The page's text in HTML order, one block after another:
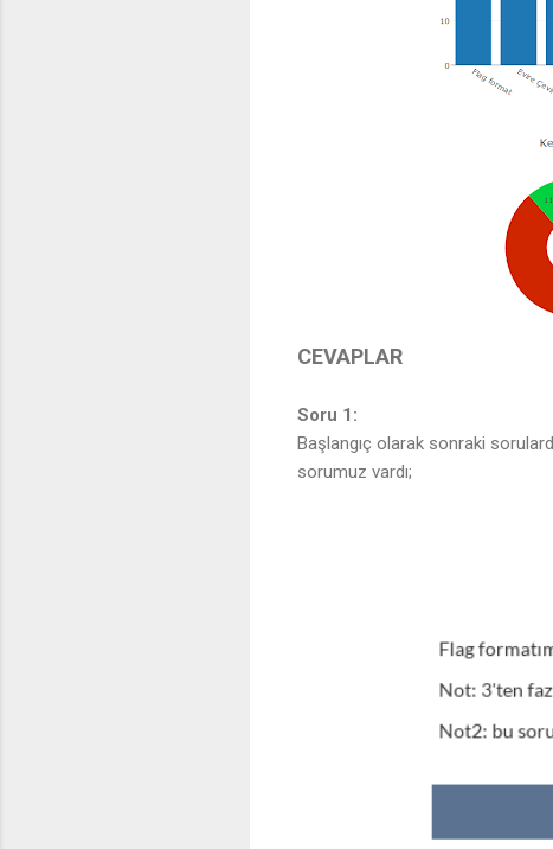
CEVAPLAR
Soru 1:
Başlangıç olarak sonraki
sorumuz vardı;